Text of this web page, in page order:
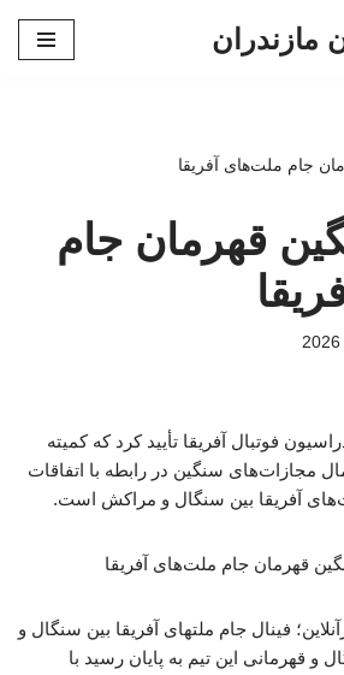
مازندران
جام ملت‌های آفریقا
قهرمان جام
فوتبال آفریقا تأیید کرد که کمیته
مجازات‌های سنگین در رابطه با اتفاقات
آفریقا بین سنگال و مراکش است.
فینال جام ملتهای آفریقا بین سنگال و
و قهرمانی این تیم به پایان رسید با